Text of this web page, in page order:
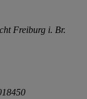
Freiburg i. Br.